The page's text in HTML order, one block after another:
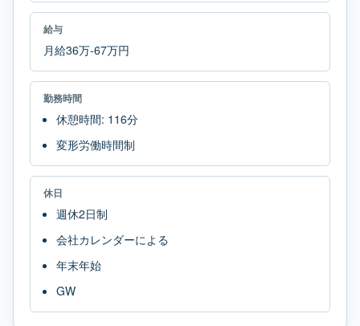
給与
月給36万-67万円
勤務時間
休憩時間: 116分
変形労働時間制
休日
週休2日制
会社カレンダーによる
年末年始
GW